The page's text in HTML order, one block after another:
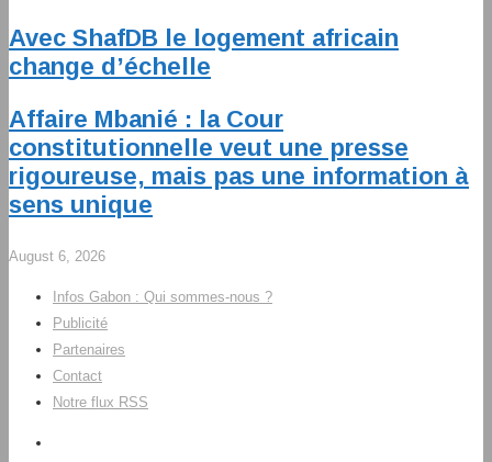
Avec ShafDB le logement africain
change d’échelle
Affaire Mbanié : la Cour
constitutionnelle veut une presse
rigoureuse, mais pas une information à
sens unique
August 6, 2026
Infos Gabon : Qui sommes-nous ?
Publicité
Partenaires
Contact
Notre flux RSS